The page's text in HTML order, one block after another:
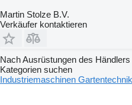
Martin Stolze B.V.
Verkäufer kontaktieren
Nach Ausrüstungen des
Kategorien suchen
Industriemaschinen